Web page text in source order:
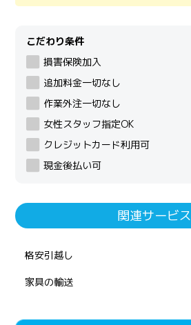
こだわり条件
損害保険加入
追加料金一切なし
作業外注一切なし
女性スタッフ指定OK
クレジットカード利用可
現金後払い可
関連サービス
格安引越し
家具の輸送